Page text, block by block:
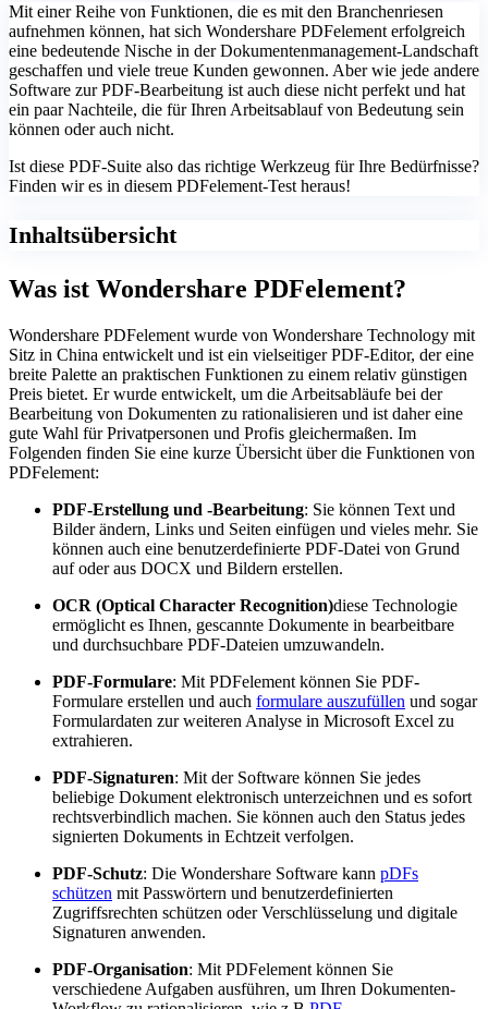
Mit einer Reihe von Funktionen, die es mit den Branchenriesen
aufnehmen können, hat sich Wondershare PDFelement erfolgreich
eine bedeutende Nische in der Dokumentenmanagement-Landschaft
geschaffen und viele treue Kunden gewonnen. Aber wie jede andere
Software zur PDF-Bearbeitung ist auch diese nicht perfekt und hat
ein paar Nachteile, die für Ihren Arbeitsablauf von Bedeutung sein
können oder auch nicht.
Ist diese PDF-Suite also das richtige Werkzeug für Ihre Bedürfnisse?
Finden wir es in diesem PDFelement-Test heraus!
Inhaltsübersicht
Was ist Wondershare PDFelement?
Wondershare PDFelement wurde von Wondershare Technology mit
Sitz in China entwickelt und ist ein vielseitiger PDF-Editor, der eine
breite Palette an praktischen Funktionen zu einem relativ günstigen
Preis bietet. Er wurde entwickelt, um die Arbeitsabläufe bei der
Bearbeitung von Dokumenten zu rationalisieren und ist daher eine
gute Wahl für Privatpersonen und Profis gleichermaßen. Im
Folgenden finden Sie eine kurze Übersicht über die Funktionen von
PDFelement:
PDF-Erstellung und -Bearbeitung: Sie können Text und
Bilder ändern, Links und Seiten einfügen und vieles mehr. Sie
können auch eine benutzerdefinierte PDF-Datei von Grund
auf oder aus DOCX und Bildern erstellen.
OCR (Optical Character Recognition)diese Technologie
ermöglicht es Ihnen, gescannte Dokumente in bearbeitbare
und durchsuchbare PDF-Dateien umzuwandeln.
PDF-Formulare: Mit PDFelement können Sie PDF-
Formulare erstellen und auch formulare auszufüllen und sogar
Formulardaten zur weiteren Analyse in Microsoft Excel zu
extrahieren.
PDF-Signaturen: Mit der Software können Sie jedes
beliebige Dokument elektronisch unterzeichnen und es sofort
rechtsverbindlich machen. Sie können auch den Status jedes
signierten Dokuments in Echtzeit verfolgen.
PDF-Schutz: Die Wondershare Software kann pDFs
schützen mit Passwörtern und benutzerdefinierten
Zugriffsrechten schützen oder Verschlüsselung und digitale
Signaturen anwenden.
PDF-Organisation: Mit PDFelement können Sie
verschiedene Aufgaben ausführen, um Ihren Dokumenten-